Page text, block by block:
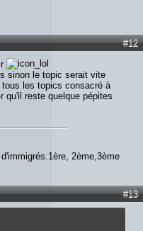
#12
sinon le topic serait vite
les topics consacré à
qu'il reste quelque pépites
2ème,3ème
#13